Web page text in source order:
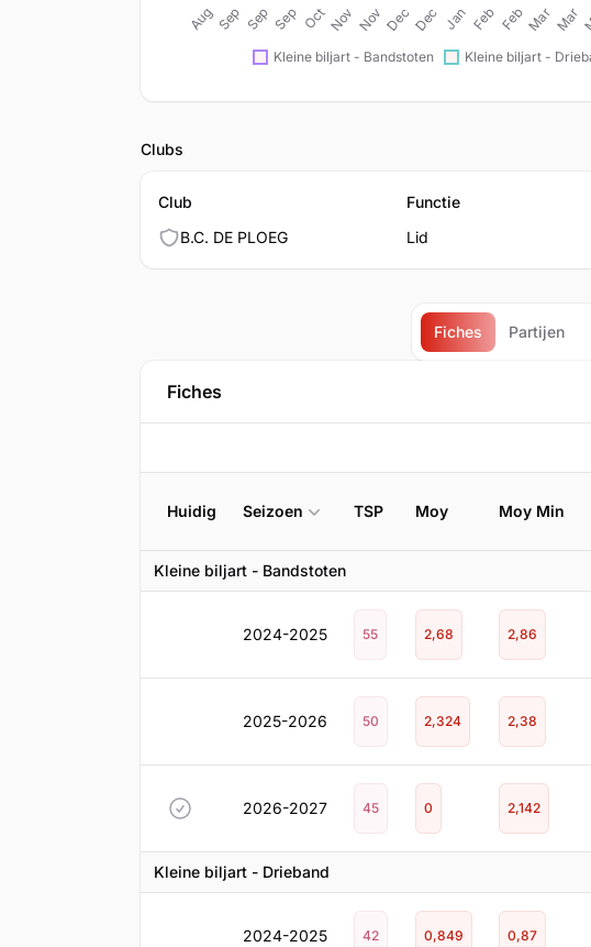
Clubs
Club
B.C. DE PLOEG
Functie
Lid
Fiches Partijen
Fiches
Huidig Seizoen TSP Moy Moy Min
Kleine biljart - Bandstoten
2024-2025 55 2,68 2,86
2025-2026 50 2,324 2,38
2026-2027 45 0 2,142
Kleine biljart - Drieband
2024-2025 42 0,849 0,87